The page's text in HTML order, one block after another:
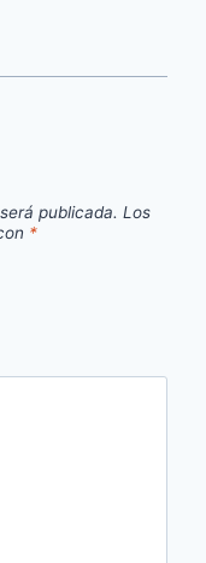
publicada. Los
*